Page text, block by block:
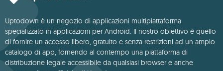
Uptodown è un negozio di applicazioni multipiattaforma
specializzato in applicazioni per Android. Il nostro obiettivo è quello
di fornire un accesso libero, gratuito e senza restrizioni ad un ampio
catalogo di app, fornendo al contempo una piattaforma di
distribuzione legale accessibile da qualsiasi browser e anche